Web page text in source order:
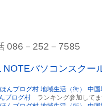
086－252－7585
NOTEパソコンスクー
ブログ村 ランキング参加してま